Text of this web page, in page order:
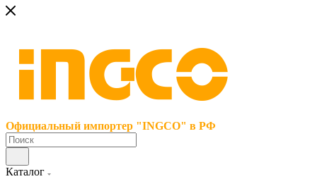
Официальный импортер "INGCO" в РФ
Каталог